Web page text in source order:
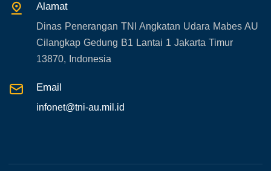
34. Agenda Kabupaten/Kota
35. Gangguan bandara
36. Kecelakaan pesawat TNI
38. Bencana Alam
Alamat
Dinas Penerangan TNI Angkatan Udara Mabes AU
Cilangkap Gedung B1 Lantai 1 Jakarta Timur
13870, Indonesia
Email
infonet@tni-au.mil.id